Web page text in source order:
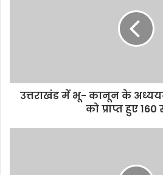
उत्तराखंड में भू- कानून के
को प्राप्त हुए